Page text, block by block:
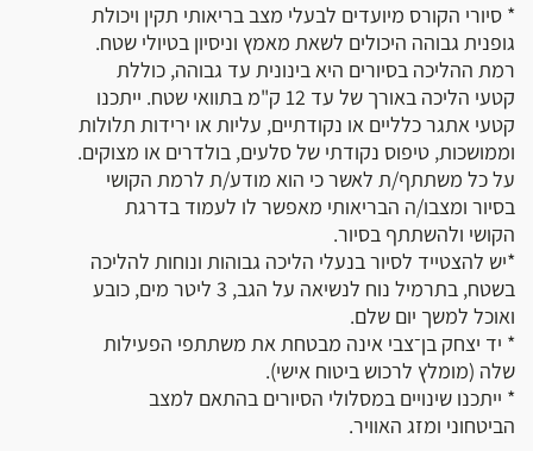
* סיורי הקורס מיועדים לבעלי מצב בריאותי תקין ויכולת
גופנית גבוהה היכולים לשאת מאמץ וניסיון בטיולי שטח.
רמת ההליכה בסיורים היא בינונית עד גבוהה, כוללת
קטעי הליכה באורך של עד 12 ק"מ בתוואי שטח. ייתכנו
קטעי אתגר כלליים או נקודתיים, עליות או ירידות תלולות
וממושכות, טיפוס נקודתי של סלעים, בולדרים או מצוקים.
על כל משתתף/ת לאשר כי הוא מודע/ת לרמת הקושי
בסיור ומצבו/ה הבריאותי מאפשר לו לעמוד בדרגת
הקושי ולהשתתף בסיור.
*יש להצטייד לסיור בנעלי הליכה גבוהות ונוחות להליכה
בשטח, בתרמיל נוח לנשיאה על הגב, 3 ליטר מים, כובע
ואוכל למשך יום שלם.
* יד יצחק בן־צבי אינה מבטחת את משתתפי הפעילות
שלה (מומלץ לרכוש ביטוח אישי).
* ייתכנו שינויים במסלולי הסיורים בהתאם למצב
הביטחוני ומזג האוויר.